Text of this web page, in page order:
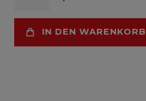
IN DEN WARENKORB